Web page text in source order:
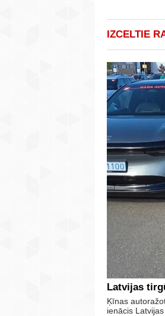
IZCELTIE
Latvijas
Ķīnas
ienācis Latvijas